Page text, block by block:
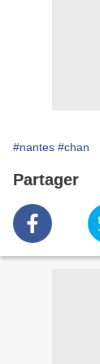
#nantes #chan
Partager